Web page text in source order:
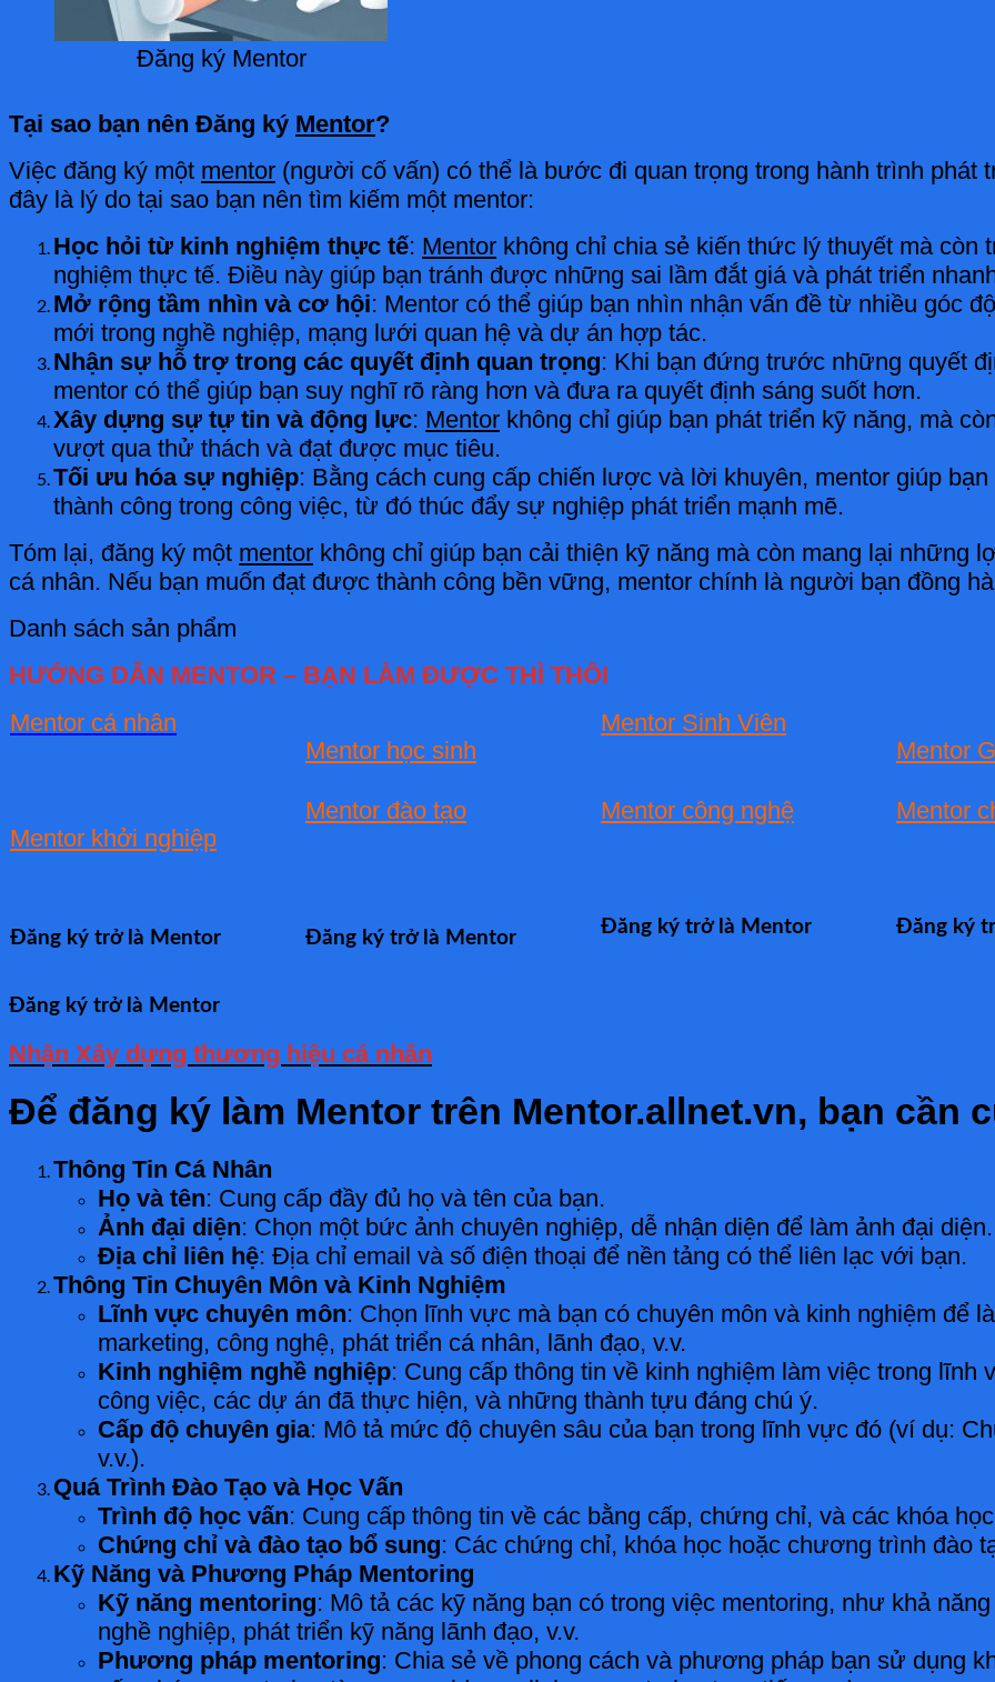
Đăng ký Mentor
Tại sao bạn nên Đăng ký Mentor?
Việc đăng ký một mentor (người cố vấn) có thể là bước đi quan trọng trong hành trình phát
đây là lý do tại sao bạn nên tìm kiếm một mentor:
Học hỏi từ kinh nghiệm thực tế: Mentor không chỉ chia sẻ kiến thức lý thuyết mà
nghiệm thực tế. Điều này giúp bạn tránh được những sai lầm đắt giá và phát triển
Mở rộng tầm nhìn và cơ hội: Mentor có thể giúp bạn nhìn nhận vấn đề từ nhiều góc
mới trong nghề nghiệp, mạng lưới quan hệ và dự án hợp tác.
Nhận sự hỗ trợ trong các quyết định quan trọng: Khi bạn đứng trước những quyết
mentor có thể giúp bạn suy nghĩ rõ ràng hơn và đưa ra quyết định sáng suốt hơn.
Xây dựng sự tự tin và động lực: Mentor không chỉ giúp bạn phát triển kỹ năng, mà
vượt qua thử thách và đạt được mục tiêu.
Tối ưu hóa sự nghiệp: Bằng cách cung cấp chiến lược và lời khuyên, mentor giúp
thành công trong công việc, từ đó thúc đẩy sự nghiệp phát triển mạnh mẽ.
Tóm lại, đăng ký một mentor không chỉ giúp bạn cải thiện kỹ năng mà còn mang lại những
cá nhân. Nếu bạn muốn đạt được thành công bền vững, mentor chính là người bạn đồng
Danh sách sản phẩm
HƯỚNG DẪN MENTOR – BẠN LÀM ĐƯỢC THÌ THÔI
Mentor cá nhân
Mentor học sinh
Mentor Sinh Viên
Mentor
Mentor khởi nghiệp
Mentor đào tạo Mentor công nghệ Mentor
Đăng ký trở là Mentor Đăng ký trở là Mentor
Đăng ký trở là Mentor Đăng ký
Đăng ký trở là Mentor
Nhận Xây dựng thương hiệu cá nhân
Để đăng ký làm Mentor trên Mentor.allnet.vn, bạn cần
Thông Tin Cá Nhân
Họ và tên: Cung cấp đầy đủ họ và tên của bạn.
Ảnh đại diện: Chọn một bức ảnh chuyên nghiệp, dễ nhận diện để làm ảnh đại diện.
Địa chỉ liên hệ: Địa chỉ email và số điện thoại để nền tảng có thể liên lạc với bạn.
Thông Tin Chuyên Môn và Kinh Nghiệm
Lĩnh vực chuyên môn: Chọn lĩnh vực mà bạn có chuyên môn và kinh nghiệm để
marketing, công nghệ, phát triển cá nhân, lãnh đạo, v.v.
Kinh nghiệm nghề nghiệp: Cung cấp thông tin về kinh nghiệm làm việc trong
công việc, các dự án đã thực hiện, và những thành tựu đáng chú ý.
Cấp độ chuyên gia: Mô tả mức độ chuyên sâu của bạn trong lĩnh vực đó (ví dụ:
v.v.).
Quá Trình Đào Tạo và Học Vấn
Trình độ học vấn: Cung cấp thông tin về các bằng cấp, chứng chỉ, và các khóa
Chứng chỉ và đào tạo bổ sung: Các chứng chỉ, khóa học hoặc chương trình đào
Kỹ Năng và Phương Pháp Mentoring
Kỹ năng mentoring: Mô tả các kỹ năng bạn có trong việc mentoring, như khả
nghề nghiệp, phát triển kỹ năng lãnh đạo, v.v.
Phương pháp mentoring: Chia sẻ về phong cách và phương pháp bạn sử dụng